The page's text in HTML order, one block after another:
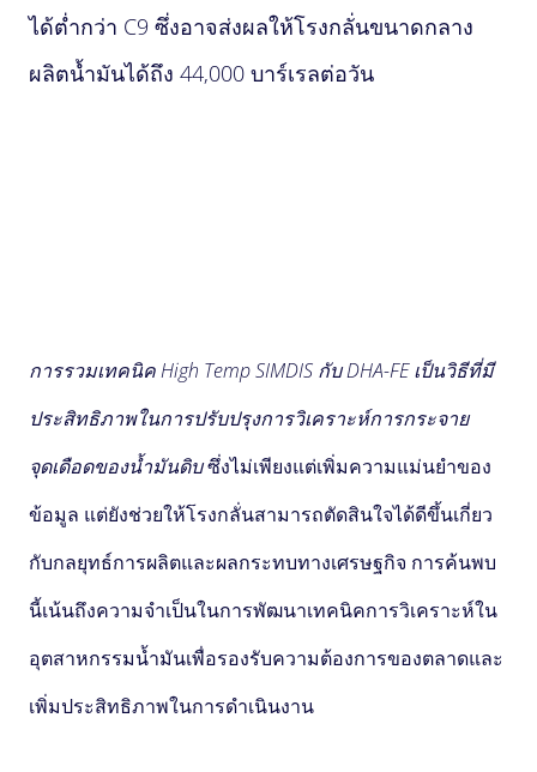
ได้ต่ำกว่า C9 ซึ่งอาจส่งผลให้โรงกลั่นขนาดกลาง
ผลิตน้ำมันได้ถึง 44,000 บาร์เรลต่อวัน
การรวมเทคนิค High Temp SIMDIS กับ DHA-FE เป็นวิธีที่มี
ประสิทธิภาพในการปรับปรุงการวิเคราะห์การกระจาย
จุดเดือดของน้ำมันดิบซึ่งไม่เพียงแต่เพิ่มความแม่นยำของ
ข้อมูล แต่ยังช่วยให้โรงกลั่นสามารถตัดสินใจได้ดีขึ้นเกี่ยว
กับกลยุทธ์การผลิตและผลกระทบทางเศรษฐกิจ การค้นพบ
นี้เน้นถึงความจำเป็นในการพัฒนาเทคนิคการวิเคราะห์ใน
อุตสาหกรรมน้ำมันเพื่อรองรับความต้องการของตลาดและ
เพิ่มประสิทธิภาพในการดำเนินงาน